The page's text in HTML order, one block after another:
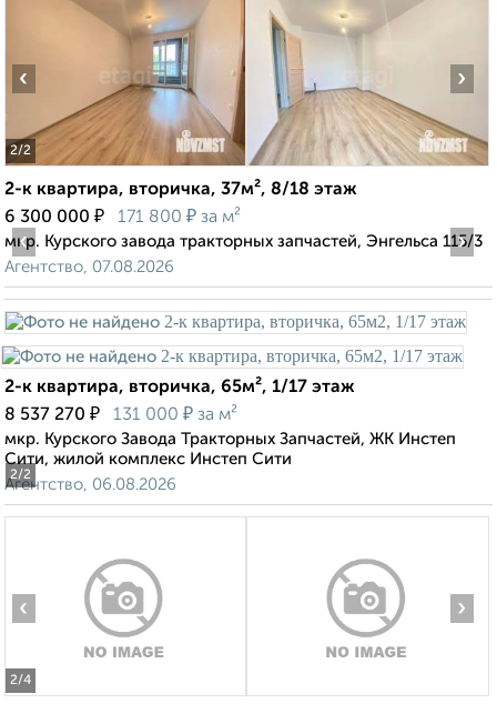
2/2
‹ ›
2-к квартира, вторичка, 37м², 8/18 этаж
6 300 000 ₽ 171 800 ₽ за м²
мкр. Курского завода тракторных запчастей, Энгельса 115/3
Агентство, 07.08.2026
2/2
‹ ›
2-к квартира, вторичка, 65м², 1/17 этаж
8 537 270 ₽ 131 000 ₽ за м²
мкр. Курского Завода Тракторных Запчастей, ЖК Инстеп
Сити, жилой комплекс Инстеп Сити
Агентство, 06.08.2026
2/4
‹ ›